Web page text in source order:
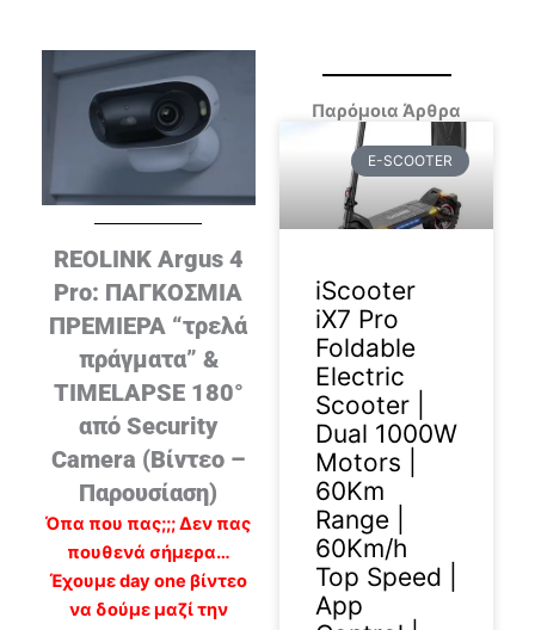
REOLINK Argus 4
Pro: ΠΑΓΚΟΣΜΙΑ
ΠΡΕΜΙΕΡΑ “τρελά
πράγματα” &
TIMELAPSE 180°
από Security
Camera (Βίντεο –
Παρουσίαση)
Όπα που πας;;; Δεν πας
πουθενά σήμερα…
Έχουμε day one βίντεο
να δούμε μαζί την
Παρόμοια Άρθρα
E-SCOOTER
iScooter
iX7 Pro
Foldable
Electric
Scooter |
Dual 1000W
Motors |
60Km
Range |
60Km/h
Top Speed |
App